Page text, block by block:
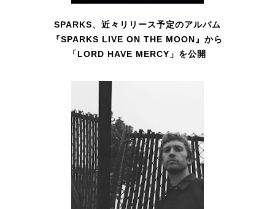
SPARKS、近々リリース予定のアルバム
『SPARKS LIVE ON THE MOON』から
「LORD HAVE MERCY」を公開